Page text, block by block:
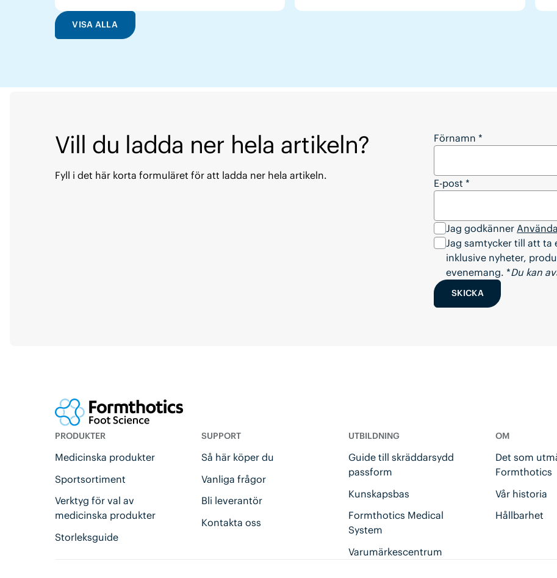
VISA ALLA
Vill du ladda ner hela artikeln?
Fyll i det här korta formuläret för att ladda ner hela artikeln.
Vill du ladda ner hela
Förnamn *
E-post *
Jag godkänner
Jag samtycker till att
inklusive nyheter,
evenemang. *Du kan
SKICKA
PRODUKTER
Medicinska produkter
Sportsortiment
Verktyg för val av
medicinska produkter
Storleksguide
SUPPORT
Så här köper du
Vanliga frågor
Bli leverantör
Kontakta oss
UTBILDNING
Guide till skräddarsydd
passform
Kunskapsbas
Formthotics Medical
System
Varumärkescentrum
OM
Det som
Formthotics
Vår historia
Hållbarhet